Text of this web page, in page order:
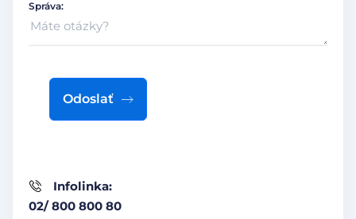
Infolinka:
02/ 800 800 80
Správa:
Odoslať